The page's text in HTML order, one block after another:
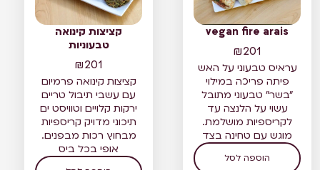
vegan fire arais
₪201
עראיס טבעוני על האש
פיתה פריכה במילוי
"בשר" טבעוני מתובל
עשוי על הלנצה עד
לקריספיות מושלמת.
מוגש עם טחינה בצד
הוספה לסל
קציצות קינואה
טבעוניות
₪201
קציצות קינואה פרמיום
עם עשבי תיבול טריים
ירקות קלויים וטוויסט ים
תיכוני מדויק קריספיות
מבחוץ רכות מבפנים.
אופי בכל ביס